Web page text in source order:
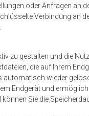
oder Anfragen an
Verbindung an
zu gestalten und die
die auf Ihrem
wieder
Endgerät und
können Sie die